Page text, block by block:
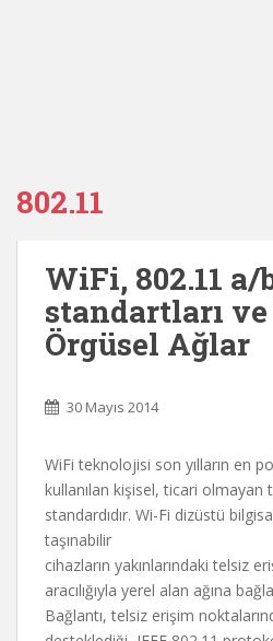
802.11
WiFi, 802.11 a/
standartları
Örgüsel Ağlar
30 Mayıs 2014
WiFi teknolojisi son yılların en
kullanılan kişisel, ticari olmayan
standardıdır. Wi-Fi dizüstü
taşınabilir
cihazların yakınlarındaki telsiz
aracılığıyla yerel alan ağına
Bağlantı, telsiz erişim